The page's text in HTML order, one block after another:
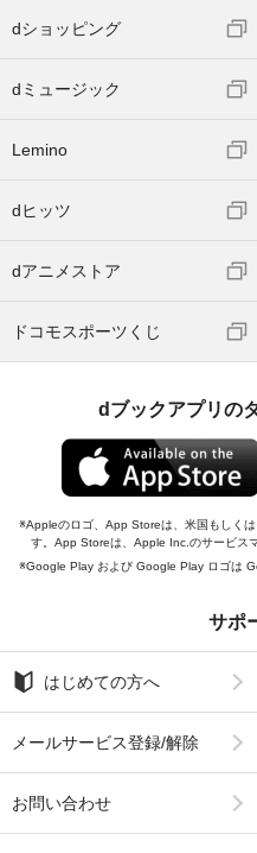
dショッピング
dミュージック
Lemino
dヒッツ
dアニメストア
ドコモスポーツくじ
dブックアプリの
Appleのロゴ、App Storeは、米国もしく
す。App Storeは、Apple Inc.のサービス
Google Play および Google Play ロゴは
サポ
はじめての方へ
メールサービス登録/解除
お問い合わせ